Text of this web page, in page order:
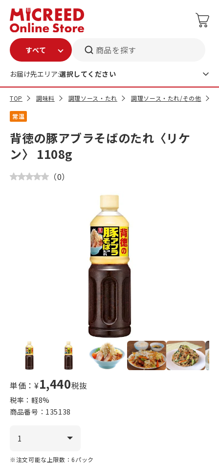
商品を探す
お届け先エリア:選択してください
TOP 調味料 調理ソース・たれ 調理ソース・たれ/その他
常温
背徳の豚アブラそばのたれ〈リケ
ン〉 1108g
（0）
単価：¥1,440税抜
税率：軽8%
商品番号： 135138
※注文可能な上限数：6パック